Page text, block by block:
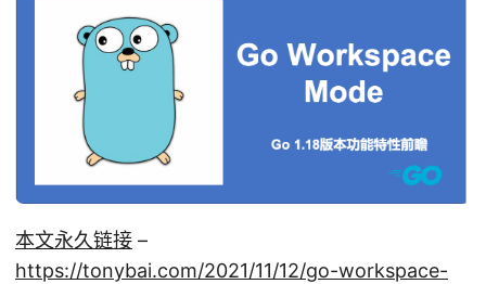
本文永久链接 –
https://tonybai.com/2021/11/12/go-workspace-